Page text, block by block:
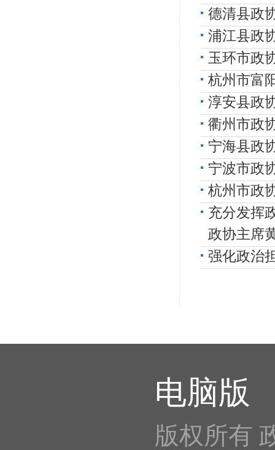
德清县政
浦江县政
玉环市政
杭州市富
淳安县政
衢州市政
宁海县政
宁波市政
杭州市政
充分发挥
政协主席
强化政治
电脑版
版权所有